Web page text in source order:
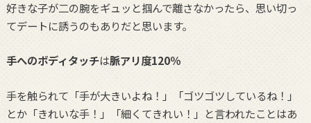
好きな子が二の腕をギュッと掴んで離さなかったら、思い切っ
てデートに誘うのもありだと思います。
手へのボディタッチは脈アリ度120％
手を触られて「手が大きいよね！」「ゴツゴツしているね！」
とか「きれいな手！」「細くてきれい！」と言われたことはあ